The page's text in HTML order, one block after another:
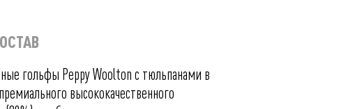
гольфы Peppy Woolton с тюльпанами в
высококачественного